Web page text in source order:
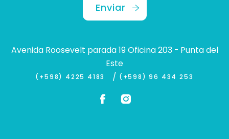
Enviar
Avenida Roosevelt parada 19 Oficina 203 - Punta del
Este
(+598) 4225 4183 / (+598) 96 434 253